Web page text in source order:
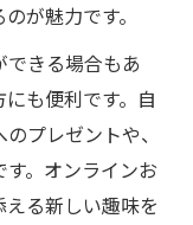
が魅力です。
きる場合もあ
も便利です。自
プレゼントや、
。オンラインお
る新しい趣味を